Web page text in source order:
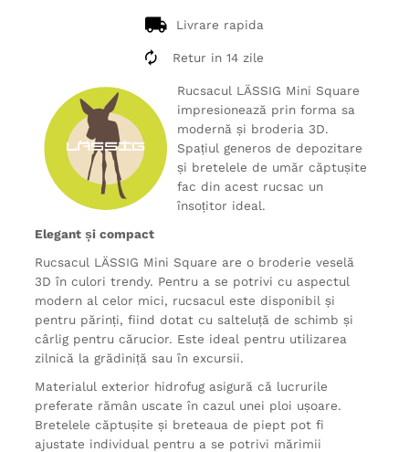
Livrare rapida
Retur in 14 zile
Rucsacul LÄSSIG Mini Square
impresionează prin forma sa
modernă și broderia 3D.
Spațiul generos de depozitare
și bretelele de umăr căptușite
fac din acest rucsac un
însoțitor ideal.
Elegant și compact
Rucsacul LÄSSIG Mini Square are o broderie veselă
3D în culori trendy. Pentru a se potrivi cu aspectul
modern al celor mici, rucsacul este disponibil și
pentru părinți, fiind dotat cu salteluță de schimb și
cârlig pentru cărucior. Este ideal pentru utilizarea
zilnică la grădiniță sau în excursii.
Materialul exterior hidrofug asigură că lucrurile
preferate rămân uscate în cazul unei ploi ușoare.
Bretelele căptușite și breteaua de piept pot fi
ajustate individual pentru a se potrivi mărimii